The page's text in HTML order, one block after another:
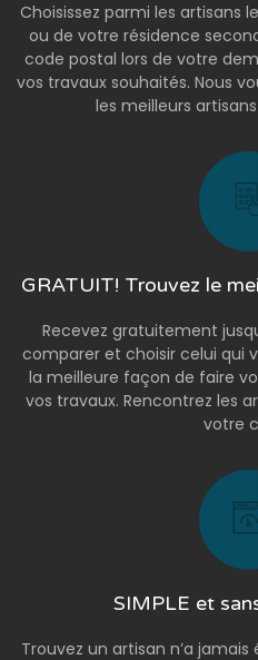
Choisissez parmi les artisans
ou de votre résidence
code postal lors de votre
vos travaux souhaités. Nous
les meilleurs
GRATUIT! Trouvez le
Recevez gratuitement
comparer et choisir celui qui
la meilleure façon de faire
vos travaux. Rencontrez les
votre
SIMPLE et
Trouvez un artisan n’a